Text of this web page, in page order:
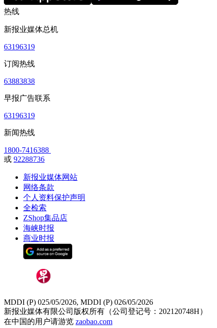
热线
新报业媒体总机
63196319
订阅热线
63883838
早报广告联系
63196319
新闻热线
1800-7416388
或 92288736
新报业媒体网站
网络条款
个人资料保护声明
全检索
ZShop集品店
海峡时报
商业时报
MDDI (P) 025/05/2026, MDDI (P) 026/05/2026
新报业媒体有限公司版权所有（公司登记号：202120748H）
在中国的用户请游览 zaobao.com